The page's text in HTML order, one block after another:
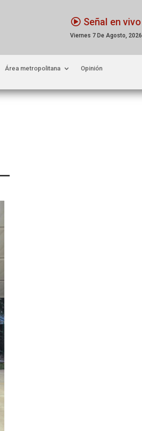
Señal en vivo
Viernes 7 De Agosto, 2026
Área metropolitana Opinión